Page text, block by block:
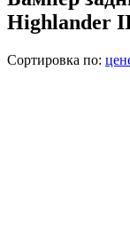
Highlander
Сортировка по: